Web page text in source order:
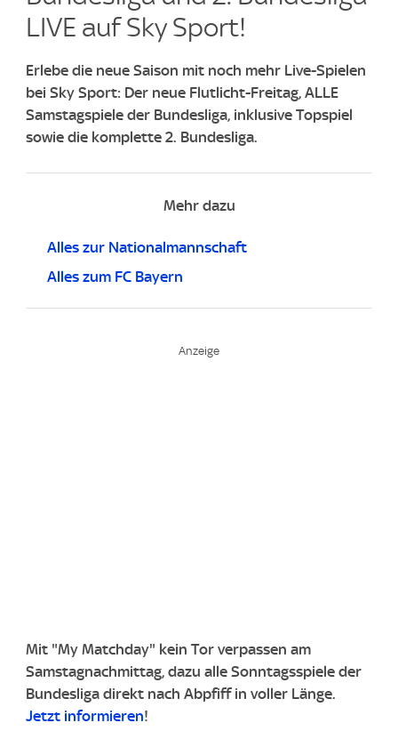
LIVE auf Sky Sport!
Erlebe die neue Saison mit noch mehr Live-Spielen
bei Sky Sport: Der neue Flutlicht-Freitag, ALLE
Samstagspiele der Bundesliga, inklusive Topspiel
sowie die komplette 2. Bundesliga.
Mehr dazu
Alles zur Nationalmannschaft
Alles zum FC Bayern
Mit "My Matchday" kein Tor verpassen am
Samstagnachmittag, dazu alle Sonntagsspiele der
Bundesliga direkt nach Abpfiff in voller Länge.
Jetzt informieren!